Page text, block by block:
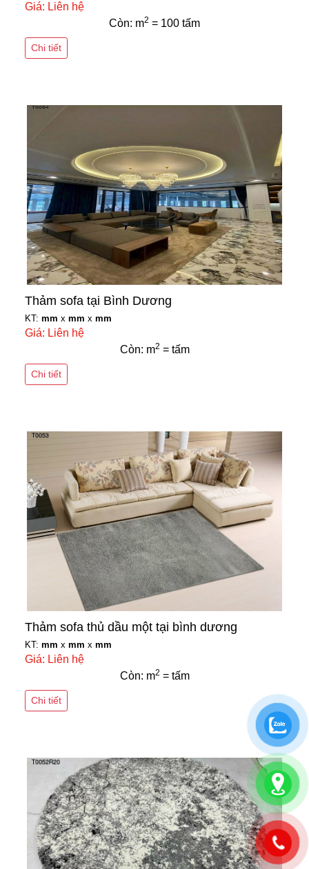
Giá: Liên hệ
Còn: m2 = 100 tấm
Chi tiết
Thảm sofa tại Bình Dương
KT: mm x mm x mm
Giá: Liên hệ
Còn: m2 = tấm
Chi tiết
Thảm sofa thủ dầu một tại bình dương
KT: mm x mm x mm
Giá: Liên hệ
Còn: m2 = tấm
Chi tiết